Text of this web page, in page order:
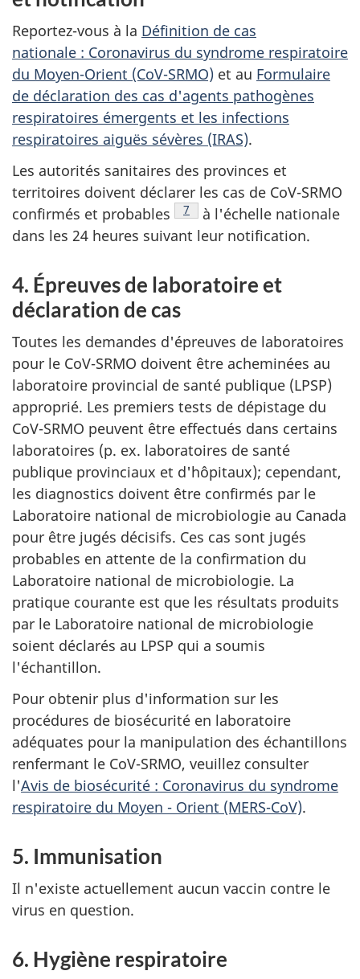
Reportez-vous à la Définition de cas
nationale : Coronavirus du syndrome respiratoire
du Moyen-Orient (CoV-SRMO) et au Formulaire
de déclaration des cas d'agents pathogènes
respiratoires émergents et les infections
respiratoires aiguës sévères (IRAS).
Les autorités sanitaires des provinces et
territoires doivent déclarer les cas de CoV-SRMO
confirmés et probables
Note de bas de page
7
à l'échelle nationale
dans les 24 heures suivant leur notification.
4. Épreuves de laboratoire et
déclaration de cas
Toutes les demandes d'épreuves de laboratoires
pour le CoV-SRMO doivent être acheminées au
laboratoire provincial de santé publique (LPSP)
approprié. Les premiers tests de dépistage du
CoV-SRMO peuvent être effectués dans certains
laboratoires (p. ex. laboratoires de santé
publique provinciaux et d'hôpitaux); cependant,
les diagnostics doivent être confirmés par le
Laboratoire national de microbiologie au Canada
pour être jugés décisifs. Ces cas sont jugés
probables en attente de la confirmation du
Laboratoire national de microbiologie. La
pratique courante est que les résultats produits
par le Laboratoire national de microbiologie
soient déclarés au LPSP qui a soumis
l'échantillon.
Pour obtenir plus d'information sur les
procédures de biosécurité en laboratoire
adéquates pour la manipulation des échantillons
renfermant le CoV-SRMO, veuillez consulter
l'Avis de biosécurité : Coronavirus du syndrome
respiratoire du Moyen - Orient (MERS-CoV).
5. Immunisation
Il n'existe actuellement aucun vaccin contre le
virus en question.
6. Hygiène respiratoire